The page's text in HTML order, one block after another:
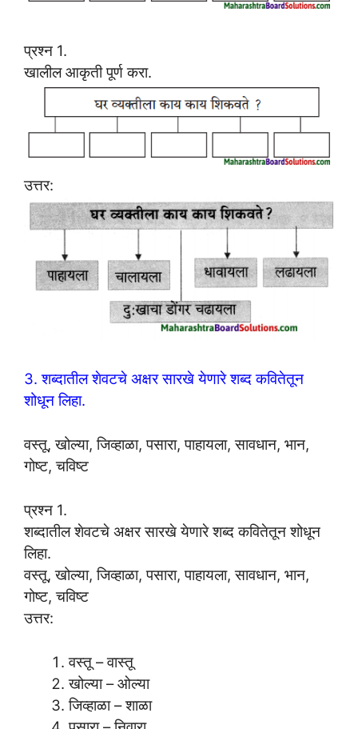
प्रश्न 1.
खालील आकृती पूर्ण करा.
उत्तर:
3. शब्दातील शेवटचे अक्षर सारखे येणारे शब्द कवितेतून
शोधून लिहा.
वस्तू, खोल्या, जिव्हाळा, पसारा, पाहायला, सावधान, भान,
गोष्ट, चविष्ट
प्रश्न 1.
शब्दातील शेवटचे अक्षर सारखे येणारे शब्द कवितेतून शोधून
लिहा.
वस्तू, खोल्या, जिव्हाळा, पसारा, पाहायला, सावधान, भान,
गोष्ट, चविष्ट
उत्तर:
वस्तू – वास्तू
खोल्या – ओल्या
जिव्हाळा – शाळा